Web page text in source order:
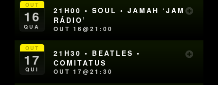
OUT
16
QUA
21H00 • SOUL • JAMAH ‘JAM
RÁDIO’
OUT 16@21:00
OUT
17
QUI
21H30 • BEATLES •
COMITATUS
OUT 17@21:30